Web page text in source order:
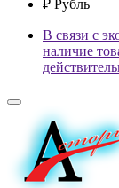
₽ Рубль
В связи с
наличие